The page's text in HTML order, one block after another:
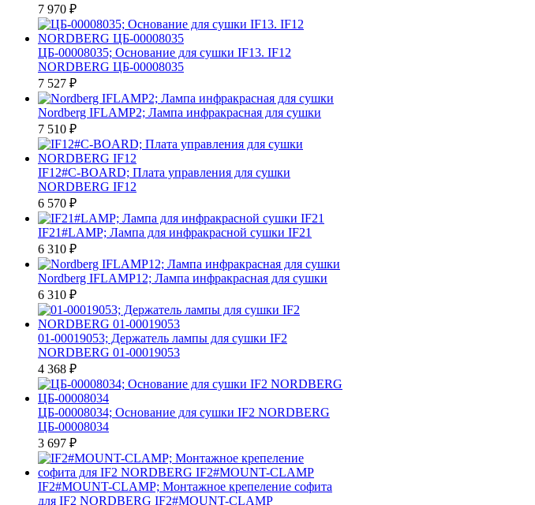
7 970 ₽
ЦБ-00008035; Основание для сушки IF13. IF12
NORDBERG ЦБ-00008035
7 527 ₽
Nordberg IFLAMP2; Лампа инфракрасная для сушки
7 510 ₽
IF12#C-BOARD; Плата управления для сушки
NORDBERG IF12
6 570 ₽
IF21#LAMP; Лампа для инфракрасной сушки IF21
6 310 ₽
Nordberg IFLAMP12; Лампа инфракрасная для сушки
6 310 ₽
01-00019053; Держатель лампы для сушки IF2
NORDBERG 01-00019053
4 368 ₽
ЦБ-00008034; Основание для сушки IF2 NORDBERG
ЦБ-00008034
3 697 ₽
IF2#MOUNT-CLAMP; Монтажное крепеление софита
для IF2 NORDBERG IF2#MOUNT-CLAMP